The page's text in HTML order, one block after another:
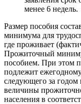
менее 6 недель.
Размер пособия
минимума для
где проживает
Прожиточный
пособием. При этом
подлежит ежегодному
следующего за годом
величины
населения в